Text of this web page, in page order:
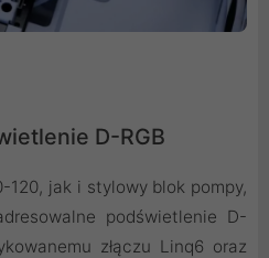
D-RGB
jak i stylowy blok pompy,
podświetlenie D-
złączu Linq6 oraz